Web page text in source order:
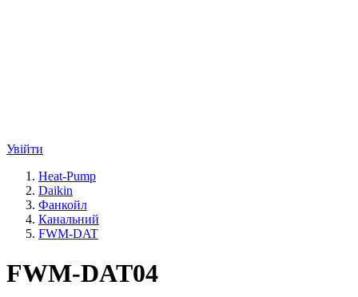
Увійти
Heat-Pump
Daikin
Фанкойл
Канальний
FWM-DAT
FWM-DAT04